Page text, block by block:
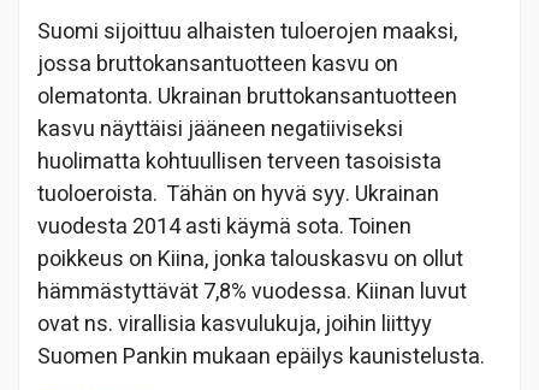
Suomi sijoittuu alhaisten tuloerojen maaksi,
jossa bruttokansantuotteen kasvu on
olematonta. Ukrainan bruttokansantuotteen
kasvu näyttäisi jääneen negatiiviseksi
huolimatta kohtuullisen terveen tasoisista
tuoloeroista. Tähän on hyvä syy. Ukrainan
vuodesta 2014 asti käymä sota. Toinen
poikkeus on Kiina, jonka talouskasvu on ollut
hämmästyttävät 7,8% vuodessa. Kiinan luvut
ovat ns. virallisia kasvulukuja, joihin liittyy
Suomen Pankin mukaan epäilys kaunistelusta.